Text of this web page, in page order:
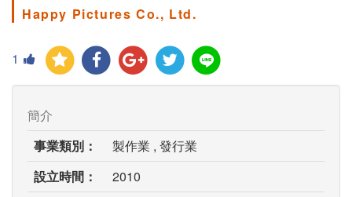
Happy Pictures Co., Ltd.
1
簡介
事業類別：
製作業 , 發行業
設立時間：
2010